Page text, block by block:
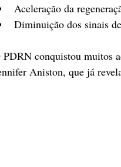
Aceleração da
Diminuição dos sinais
PDRN conquistou muitos
Aniston, que já